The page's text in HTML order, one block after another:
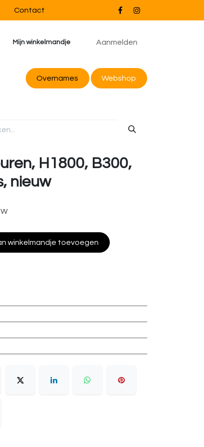
Contact
Mijn winkelmandje Aanmelden
Overnames Webshop
H1800, B300,
nieuw
winkelmandje toevoegen